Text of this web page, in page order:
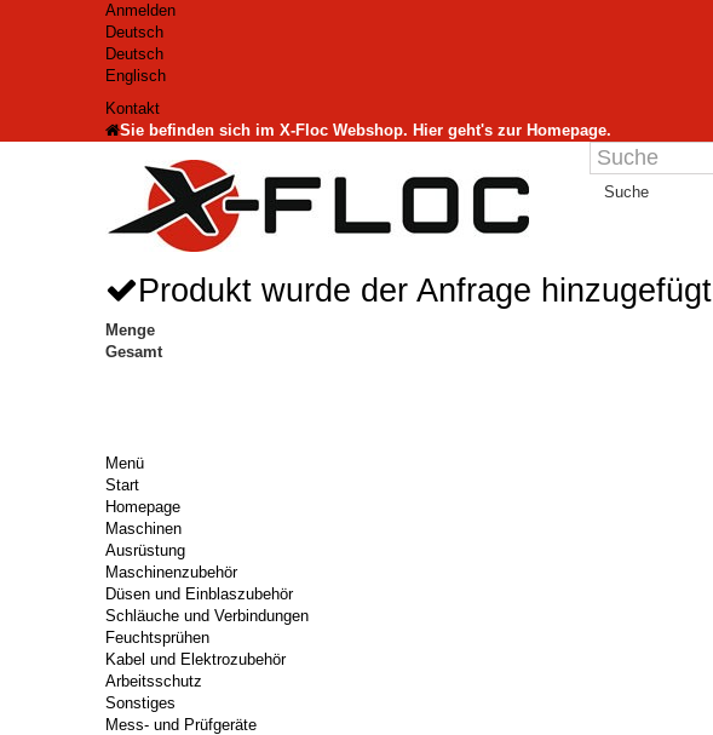
Anmelden
Deutsch
Deutsch
Englisch
Kontakt
Sie befinden sich im X-Floc Webshop. Hier geht's zur Homepage.
Suche
Produkt wurde der Anfrage hinzugefügt
Menge
Gesamt
Menü
Start
Homepage
Maschinen
Ausrüstung
Maschinenzubehör
Düsen und Einblaszubehör
Schläuche und Verbindungen
Feuchtsprühen
Kabel und Elektrozubehör
Arbeitsschutz
Sonstiges
Mess- und Prüfgeräte